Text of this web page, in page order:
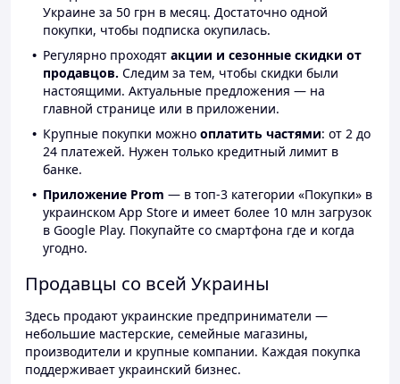
Украине за 50 грн в месяц. Достаточно одной
покупки, чтобы подписка окупилась.
Регулярно проходят акции и сезонные скидки от
продавцов. Следим за тем, чтобы скидки были
настоящими. Актуальные предложения — на
главной странице или в приложении.
Крупные покупки можно оплатить частями: от 2 до
24 платежей. Нужен только кредитный лимит в
банке.
Приложение Prom — в топ-3 категории «Покупки» в
украинском App Store и имеет более 10 млн загрузок
в Google Play. Покупайте со смартфона где и когда
угодно.
Продавцы со всей Украины
Здесь продают украинские предприниматели —
небольшие мастерские, семейные магазины,
производители и крупные компании. Каждая покупка
поддерживает украинский бизнес.